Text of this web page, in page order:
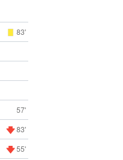
83'
57'
83'
55'